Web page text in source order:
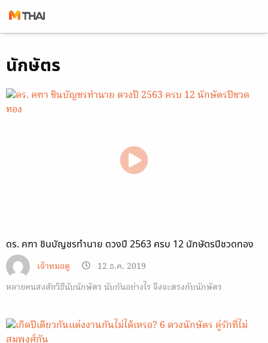
toนักษัตร
ดร. คฑา ชินบัญชรทำนาย ดวงปี 2563 ครบ 12 นักษัตรปีชวดทอง
เจ้าหมอดู
12 ธ.ค. 2019
หลายคนสงสัยวิธีนับนักษัตร นับกันอย่างไร จึงจะตรงกับนักษัตร